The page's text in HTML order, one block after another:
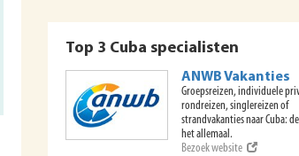
Top 3 Cuba specialisten
ANWB Vakanties
Groepsreizen, individuele
rondreizen, singlereizen of
strandvakanties naar Cuba:
het allemaal.
Bezoek website